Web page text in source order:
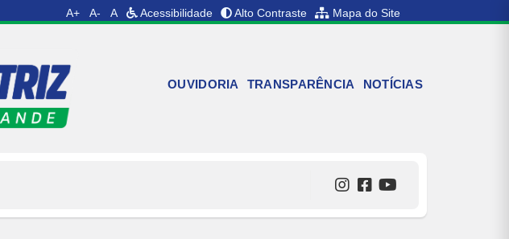
A+ A- A Acessibilidade Alto Contraste Mapa do Site
OUVIDORIA TRANSPARÊNCIA NOTÍCIAS